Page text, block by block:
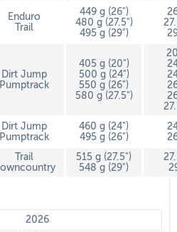
Enduro
Trail
449 g (26")
480 g (27.5")
495 g (29")
Dirt Jump
Pumptrack
405 g (20")
500 g (24")
550 g (26")
580 g (27.5")
Dirt Jump
Pumptrack
460 g (24")
495 g (26")
Trail
515 g (27.5")
548 g (29")
2026